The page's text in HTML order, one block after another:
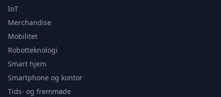
IoT
Merchandise
Mobilitet
Robotteknologi
Smart hjem
Smartphone og kontor
Tids- og fremmøde